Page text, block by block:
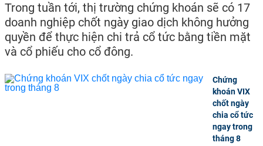
Trong tuần tới, thị trường chứng khoán sẽ có 17
doanh nghiệp chốt ngày giao dịch không hưởng
quyền để thực hiện chi trả cổ tức bằng tiền mặt
và cổ phiếu cho cổ đông.
Chứng
khoán VIX
chốt ngày
chia cổ tức
ngay trong
tháng 8